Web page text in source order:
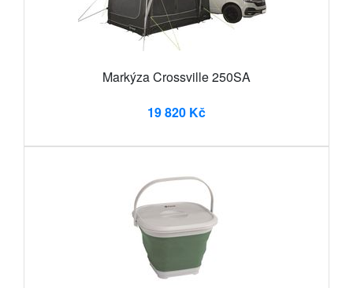
Markýza Crossville 250SA
19 820 Kč